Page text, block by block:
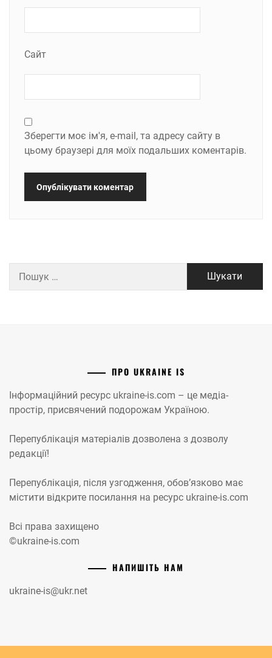
Сайт
Зберегти моє ім'я, e-mail, та адресу сайту в
цьому браузері для моїх подальших коментарів.
ПРО UKRAINE IS
Інформаційний ресурс ukraine-is.com – це медіа-
простір, присвячений подорожам Україною.
Перепублікація матеріалів дозволена з дозволу
редакції!
Перепублікація, після узгодження, обов’язково має
містити відкрите посилання на ресурс ukraine-is.com
Всі права захищено
©ukraine-is.com
НАПИШІТЬ НАМ
ukraine-is@ukr.net